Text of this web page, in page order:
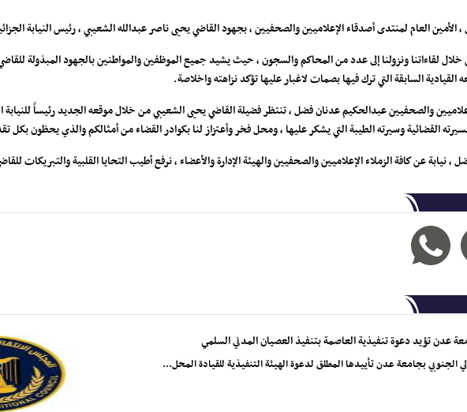
العام لمنتدى أصدقاء الإعلاميين والصحفيين ، بجهود القاضي يحيى ناصر عبدالله الشعيبي ، رئيس النيابة
لقاءاتنا ونزولنا إلى عدد من المحاكم والسجون ، حيث يشيد جميع الموظفين والمواطنين بالجهود المبذولة
السابقة التي ترك فيها بصمات لاغبار عليها تؤكد نزاهته واخلاصة.
والصحفيين عبدالحكيم عدنان فضل ، تنتظر فضيلة القاضي يحيى الشعيبي من خلال موقعه الجديد رئيساً للنيابة
القضائية وسيرته الطيبة التي يشكر عليها ، ومحل فخر وأعتزاز لنا بكوادر القضاء من أمثالكم والذي يحظون بكل
عن كافة الزملاء الإعلاميين والصحفيين والهيئة الإدارة والأعضاء ، نرفع أطيب التحايا القلبية والتبريكات
عدن تؤيد دعوة تنفيذية العاصمة بتنفيذ العصيان المدني السلمي
الجنوبي بجامعة عدن تأييدها المطلق لدعوة الهيئة التنفيذية للقيادة المحل...